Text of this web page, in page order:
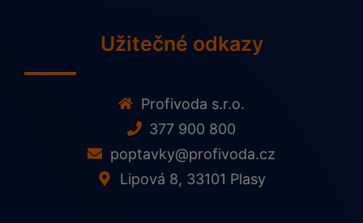
Užitečné odkazy
Profivoda s.r.o.
377 900 800
poptavky@profivoda.cz
Lipová 8, 33101 Plasy